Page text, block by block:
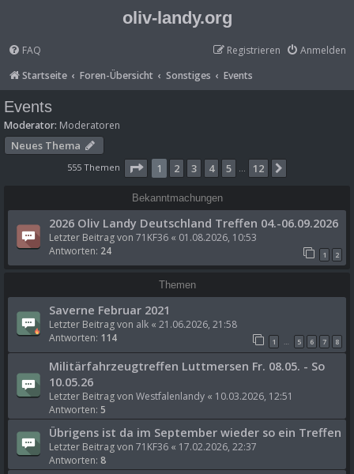
oliv-landy.org
FAQ Anmelden
Registrieren
Startseite
Foren-Übersicht Sonstiges Events
Events
Moderator: Moderatoren
Neues Thema
555 Themen Seite 1von 12
1 2 3 4 5 … 12
Bekanntmachungen
2026 Oliv Landy Deutschland Treffen 04.-06.09.2026
Letzter Beitrag von 71KF36 « 01.08.2026, 10:53
Antworten: 24 1 2
Themen
Saverne Februar 2021
Letzter Beitrag von alk « 21.06.2026, 21:58
Antworten: 114 1 … 5 6 7 8
Militärfahrzeugtreffen Luttmersen Fr. 08.05. - So
10.05.26
Letzter Beitrag von Westfalenlandy « 10.03.2026, 12:51
Antworten: 5
Übrigens ist da im September wieder so ein Treffen
Letzter Beitrag von 71KF36 « 17.02.2026, 22:37
Antworten: 8